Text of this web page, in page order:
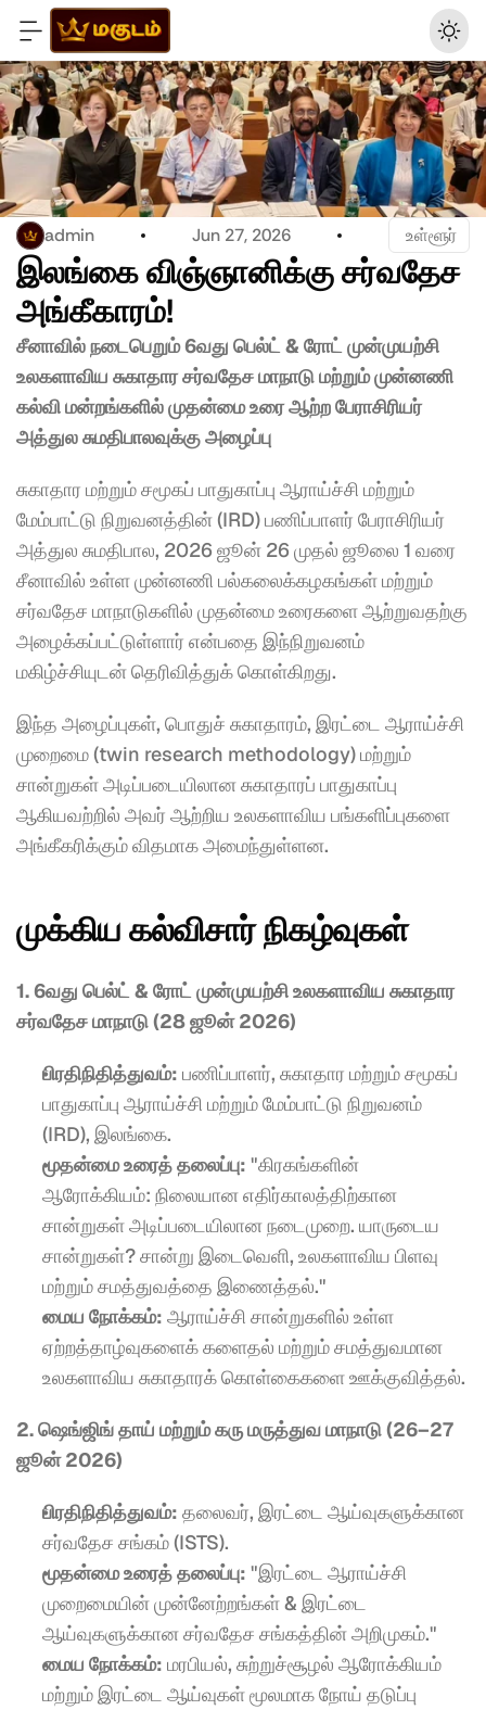
admin Jun 27, 2026 உள்ளூர்
இலங்கை விஞ்ஞானிக்கு சர்வதேச
அங்கீகாரம்!
சீனாவில் நடைபெறும் 6வது பெல்ட் & ரோட் முன்முயற்சி
உலகளாவிய சுகாதார சர்வதேச மாநாடு மற்றும் முன்னணி
கல்வி மன்றங்களில் முதன்மை உரை ஆற்ற பேராசிரியர்
அத்துல சுமதிபாலவுக்கு அழைப்பு
சுகாதார மற்றும் சமூகப் பாதுகாப்பு ஆராய்ச்சி மற்றும்
மேம்பாட்டு நிறுவனத்தின் (IRD) பணிப்பாளர் பேராசிரியர்
அத்துல சுமதிபால, 2026 ஜூன் 26 முதல் ஜூலை 1 வரை
சீனாவில் உள்ள முன்னணி பல்கலைக்கழகங்கள் மற்றும்
சர்வதேச மாநாடுகளில் முதன்மை உரைகளை ஆற்றுவதற்கு
அழைக்கப்பட்டுள்ளார் என்பதை இந்நிறுவனம்
மகிழ்ச்சியுடன் தெரிவித்துக் கொள்கிறது.
இந்த அழைப்புகள், பொதுச் சுகாதாரம், இரட்டை ஆராய்ச்சி
முறைமை (twin research methodology) மற்றும்
சான்றுகள் அடிப்படையிலான சுகாதாரப் பாதுகாப்பு
ஆகியவற்றில் அவர் ஆற்றிய உலகளாவிய பங்களிப்புகளை
அங்கீகரிக்கும் விதமாக அமைந்துள்ளன.
முக்கிய கல்விசார் நிகழ்வுகள்
1. 6வது பெல்ட் & ரோட் முன்முயற்சி உலகளாவிய சுகாதார
சர்வதேச மாநாடு (28 ஜூன் 2026)
பிரதிநிதித்துவம்: பணிப்பாளர், சுகாதார மற்றும் சமூகப்
பாதுகாப்பு ஆராய்ச்சி மற்றும் மேம்பாட்டு நிறுவனம்
(IRD), இலங்கை.
முதன்மை உரைத் தலைப்பு: "கிரகங்களின்
ஆரோக்கியம்: நிலையான எதிர்காலத்திற்கான
சான்றுகள் அடிப்படையிலான நடைமுறை. யாருடைய
சான்றுகள்? சான்று இடைவெளி, உலகளாவிய பிளவு
மற்றும் சமத்துவத்தை இணைத்தல்."
மைய நோக்கம்: ஆராய்ச்சி சான்றுகளில் உள்ள
ஏற்றத்தாழ்வுகளைக் களைதல் மற்றும் சமத்துவமான
உலகளாவிய சுகாதாரக் கொள்கைகளை ஊக்குவித்தல்.
2. ஷெங்ஜிங் தாய் மற்றும் கரு மருத்துவ மாநாடு (26–27
ஜூன் 2026)
பிரதிநிதித்துவம்: தலைவர், இரட்டை ஆய்வுகளுக்கான
சர்வதேச சங்கம் (ISTS).
முதன்மை உரைத் தலைப்பு: "இரட்டை ஆராய்ச்சி
முறைமையின் முன்னேற்றங்கள் & இரட்டை
ஆய்வுகளுக்கான சர்வதேச சங்கத்தின் அறிமுகம்."
மைய நோக்கம்: மரபியல், சுற்றுச்சூழல் ஆரோக்கியம்
மற்றும் இரட்டை ஆய்வுகள் மூலமாக நோய் தடுப்பு